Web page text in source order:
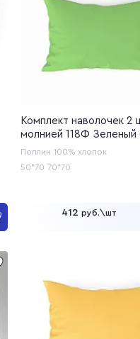
Комплект наволочек 2
молнией 118Ф Зеленый
Поплин 100% хлопок
50*70 70*70
412 руб.\шт